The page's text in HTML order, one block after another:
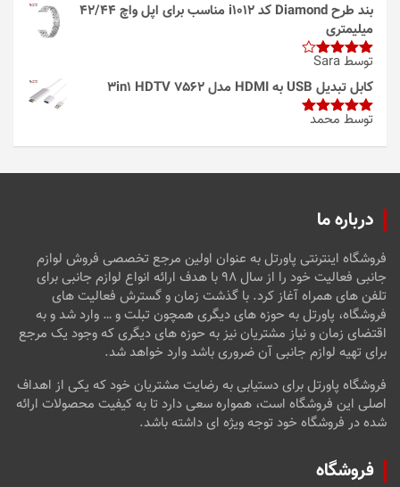
بند طرح Diamond کد i1012 مناسب برای اپل واچ 42/44
میلیمتری
امتیاز4
از 5
توسط Sara
کابل تبدیل USB به HDMI مدل 3in1 HDTV 7562
امتیاز5از
توسط محمد
درباره ما
فروشگاه اینترنتی پاورتل به عنوان اولین مرجع تخصصی فروش لوازم
جانبی فعالیت خود را از سال ۹۸ با هدف ارائه انواع لوازم جانبی برای
تلفن های همراه آغاز کرد. با گذشت زمان و گسترش فعالیت های
فروشگاه، پاورتل به حوزه های دیگری همچون تبلت و … وارد شد و به
اقتضای زمان و نیاز مشتریان نیز به حوزه های دیگری که وجود یک مرجع
برای تهیه لوازم جانبی آن ضروری باشد وارد خواهد شد.
فروشگاه پاورتل برای دستیابی به رضایت مشتریان خود که یکی از اهداف
اصلی این فروشگاه است، همواره سعی دارد تا به کیفیت محصولات ارائه
شده در فروشگاه خود توجه ویژه ای داشته باشد.
فروشگاه